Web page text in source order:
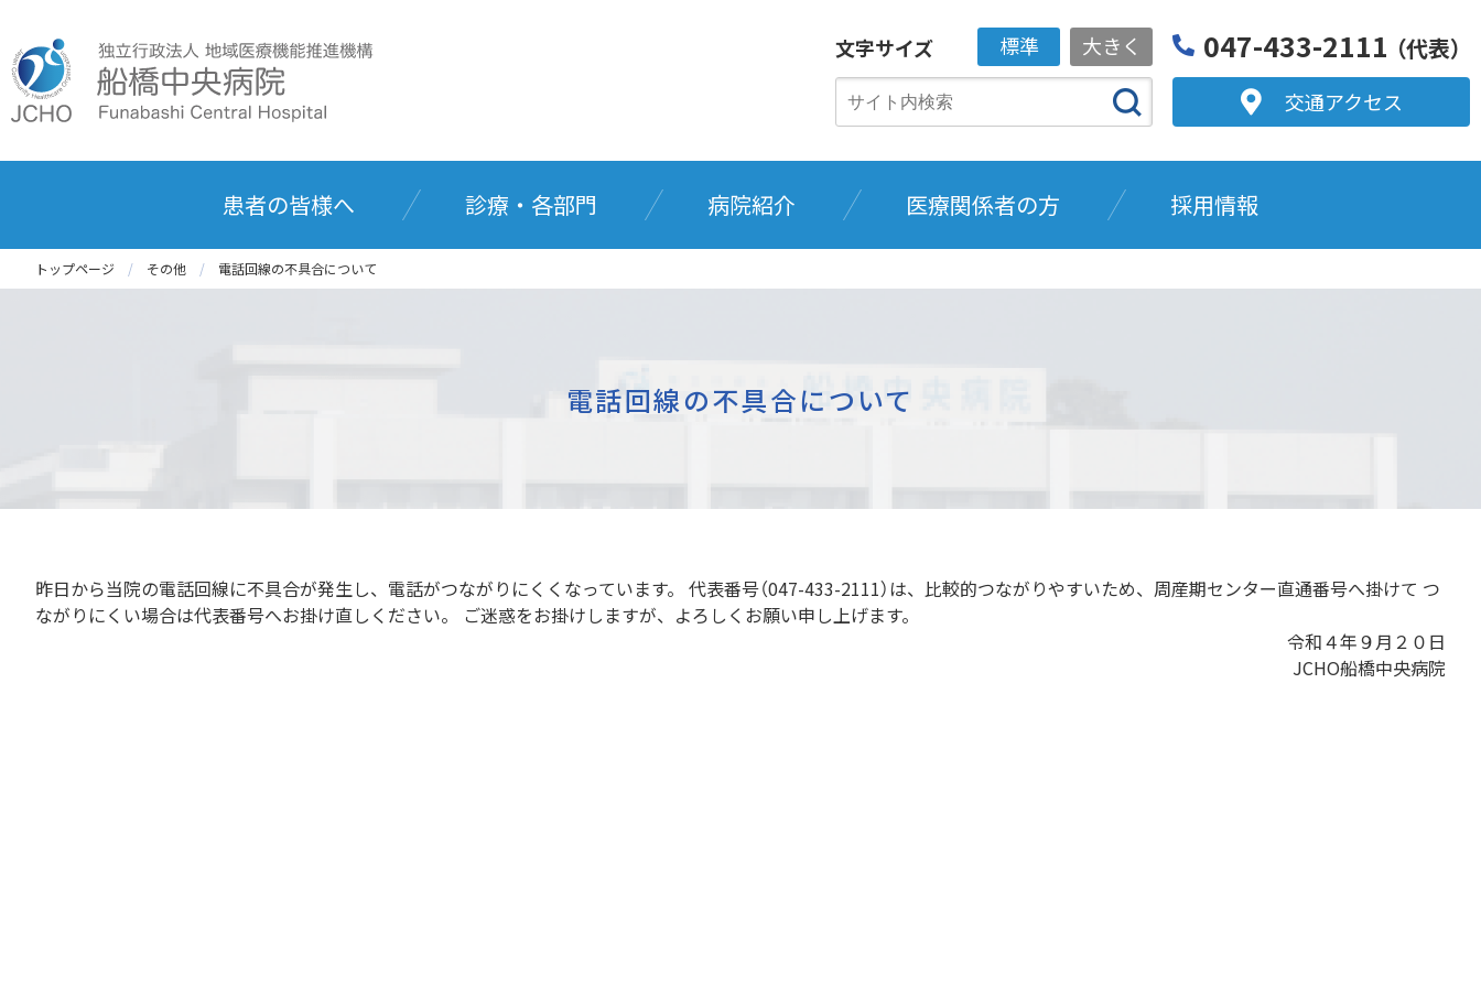
文字サイズ 標準 大きく 047-433-2111 （代表）
交通アクセス
患者の皆様へ 診療・各部門 病院紹介 医療関係者の方 採用情報
トップページ その他 電話回線の不具合について
電話回線の不具合について
昨日から当院の電話回線に不具合が発生し、電話がつながりにくくなっています。 代表番号（047-433-2111）は、比較的つながりやすいため、周産期センター直通番号へ掛けて つ
ながりにくい場合は代表番号へお掛け直しください。 ご迷惑をお掛けしますが、よろしくお願い申し上げます。
令和４年９月２０日
JCHO船橋中央病院